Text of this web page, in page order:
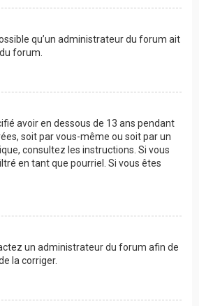
qu’un administrateur du forum ait
forum.
avoir en dessous de 13 ans pendant
soit par vous-même ou soit par un
consultez les instructions. Si vous
en tant que pourriel. Si vous êtes
un administrateur du forum afin de
la corriger.